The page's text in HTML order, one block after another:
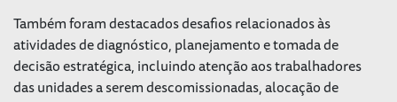
Também foram destacados desafios relacionados às
atividades de diagnóstico, planejamento e tomada de
decisão estratégica, incluindo atenção aos trabalhadores
das unidades a serem descomissionadas, alocação de